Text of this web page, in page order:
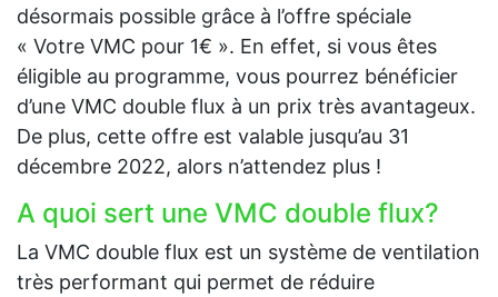
désormais possible grâce à l’offre spéciale
« Votre VMC pour 1€ ». En effet, si vous êtes
éligible au programme, vous pourrez bénéficier
d’une VMC double flux à un prix très avantageux.
De plus, cette offre est valable jusqu’au 31
décembre 2022, alors n’attendez plus !
A quoi sert une VMC double flux?
La VMC double flux est un système de ventilation
très performant qui permet de réduire